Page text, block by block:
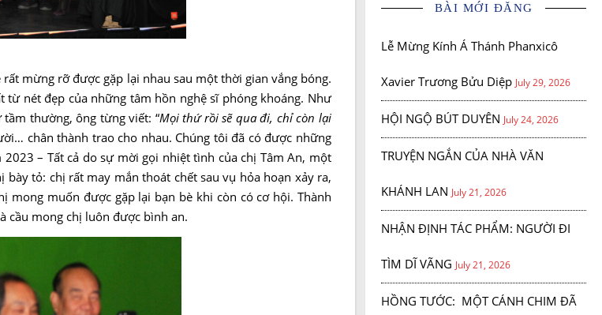
mừng rỡ được gặp lại nhau sau một thời gian vắng bóng.
nét đẹp của những tâm hồn nghệ sĩ phóng khoáng. Như
thường, ông từng viết: “Mọi thứ rồi sẽ qua đi, chỉ còn lại
chân thành trao cho nhau. Chúng tôi đã có được những
– Tất cả do sự mời gọi nhiệt tình của chị Tâm An, một
tỏ: chị rất may mắn thoát chết sau vụ hỏa hoạn xảy ra,
muốn được gặp lại bạn bè khi còn có cơ hội. Thành
cầu mong chị luôn được bình an.
BÀI MỚI ĐĂNG
Lễ Mừng Kính Á Thánh Phanxicô
Xavier Trương Bửu Diệp July 29, 2026
HỘI NGỘ BÚT DUYÊN July 24, 2026
TRUYỆN NGẮN CỦA NHÀ VĂN
KHÁNH LAN July 21, 2026
NHẬN ĐỊNH TÁC PHẨM: NGƯỜI ĐI
TÌM DĨ VÃNG July 21, 2026
HỒNG TƯỚC: MỘT CÁNH CHIM ĐÃ